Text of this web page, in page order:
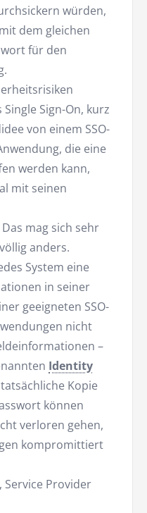
würden,
dem gleichen
für den
Sign-On, kurz
von einem SSO-
die eine
werden kann,
mit seinen
mag sich sehr
anders.
System eine
in seiner
geeigneten SSO-
nicht
–
Identity
Kopie
können
verloren gehen,
kompromittiert
Provider